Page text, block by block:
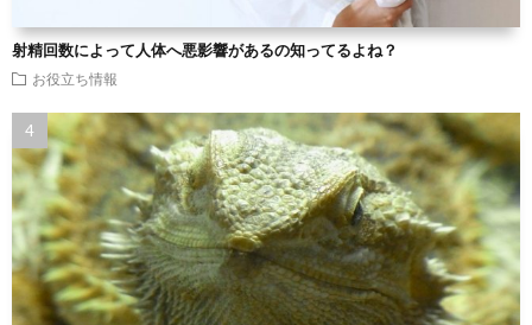
射精回数によって人体へ悪影響があるの知ってるよね？
お役立ち情報